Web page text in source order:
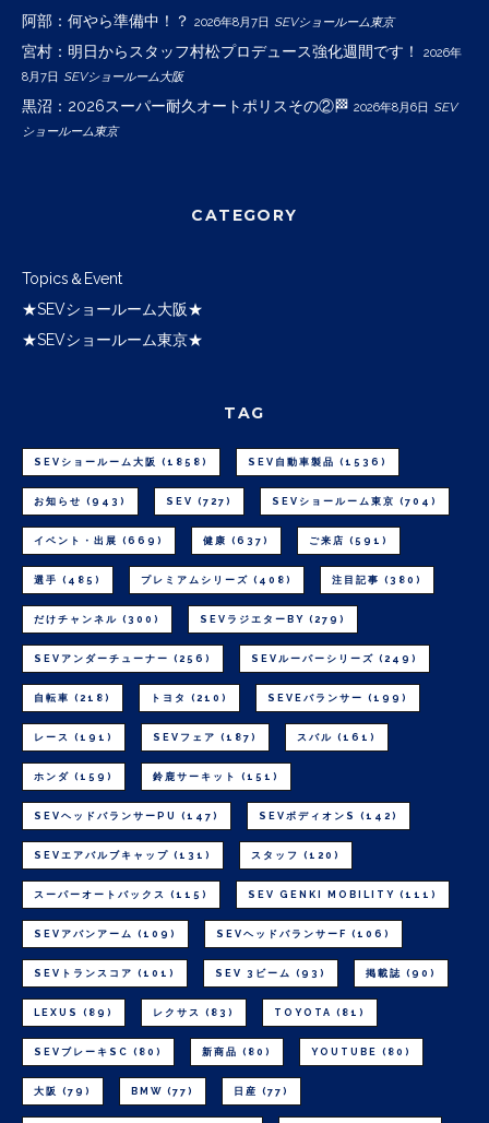
阿部：何やら準備中！？ 2026年8月7日 SEVショールーム東京
宮村：明日からスタッフ村松プロデュース強化週間です！
2026年
8月7日 SEVショールーム大阪
黒沼：2026スーパー耐久オートポリスその②🏁 2026年8月6日 SEV
ショールーム東京
CATEGORY
Topics＆Event
★SEVショールーム大阪★
★SEVショールーム東京★
TAG
SEVショールーム大阪 (1858) SEV自動車製品 (1536)
お知らせ (943) SEV (727) SEVショールーム東京 (704)
イベント・出展 (669) 健康 (637) ご来店 (591)
選手 (485) プレミアムシリーズ (408) 注目記事 (380)
だけチャンネル (300) SEVラジエターBY (279)
SEVアンダーチューナー (256) SEVルーパーシリーズ (249)
自転車 (218) トヨタ (210) SEVEバランサー (199)
レース (191) SEVフェア (187) スバル (161)
ホンダ (159) 鈴鹿サーキット (151)
SEVヘッドバランサーPU (147) SEVボディオンS (142)
SEVエアバルブキャップ (131) スタッフ (120)
スーパーオートバックス (115) SEV GENKI MOBILITY (111)
SEVアバンアーム (109) SEVヘッドバランサーF (106)
SEVトランスコア (101) SEV 3ビーム (93) 掲載誌 (90)
LEXUS (89) レクサス (83) TOYOTA (81)
SEVブレーキSC (80) 新商品 (80) YOUTUBE (80)
大阪 (79) BMW (77) 日産 (77)